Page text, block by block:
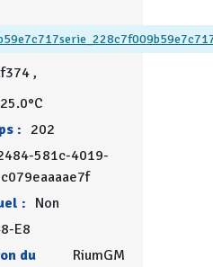
,
25.0°C
: 202
581c-4019-
: Non
E8
du
RiumGM